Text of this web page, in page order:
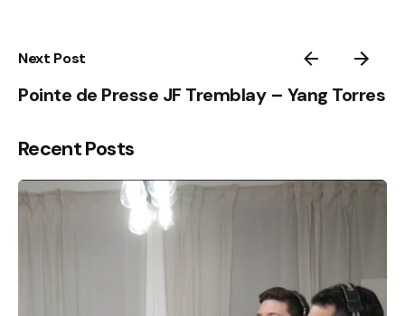
Next Post
Pointe de Presse JF Tremblay – Yang Torres
Recent Posts